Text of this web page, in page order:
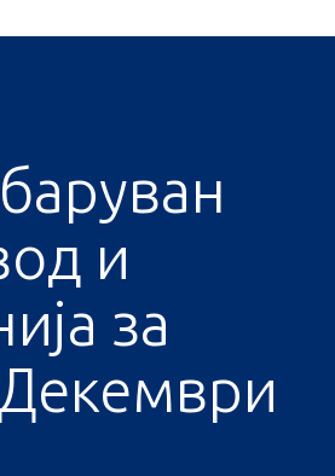
и
за